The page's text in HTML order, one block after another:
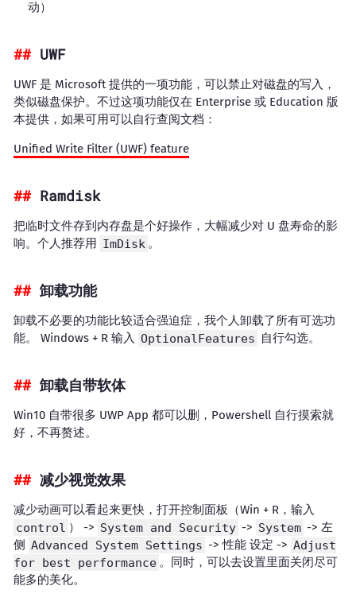
动）
UWF
UWF 是 Microsoft 提供的一项功能，可以禁止对磁盘的写入，
类似磁盘保护。不过这项功能仅在 Enterprise 或 Education 版
本提供，如果可用可以自行查阅文档：
Unified Write Filter (UWF) feature
Ramdisk
把临时文件存到内存盘是个好操作，大幅减少对 U 盘寿命的影
响。个人推荐用 ImDisk 。
卸载功能
卸载不必要的功能比较适合强迫症，我个人卸载了所有可选功
能。 Windows + R 输入 OptionalFeatures 自行勾选。
卸载自带软体
Win10 自带很多 UWP App 都可以删，Powershell 自行摸索就
好，不再赘述。
减少视觉效果
减少动画可以看起来更快，打开控制面板（Win + R，输入
control ） -> System and Security -> System -> 左
侧 Advanced System Settings -> 性能 设定 -> Adjust
for best performance 。同时，可以去设置里面关闭尽可
能多的美化。